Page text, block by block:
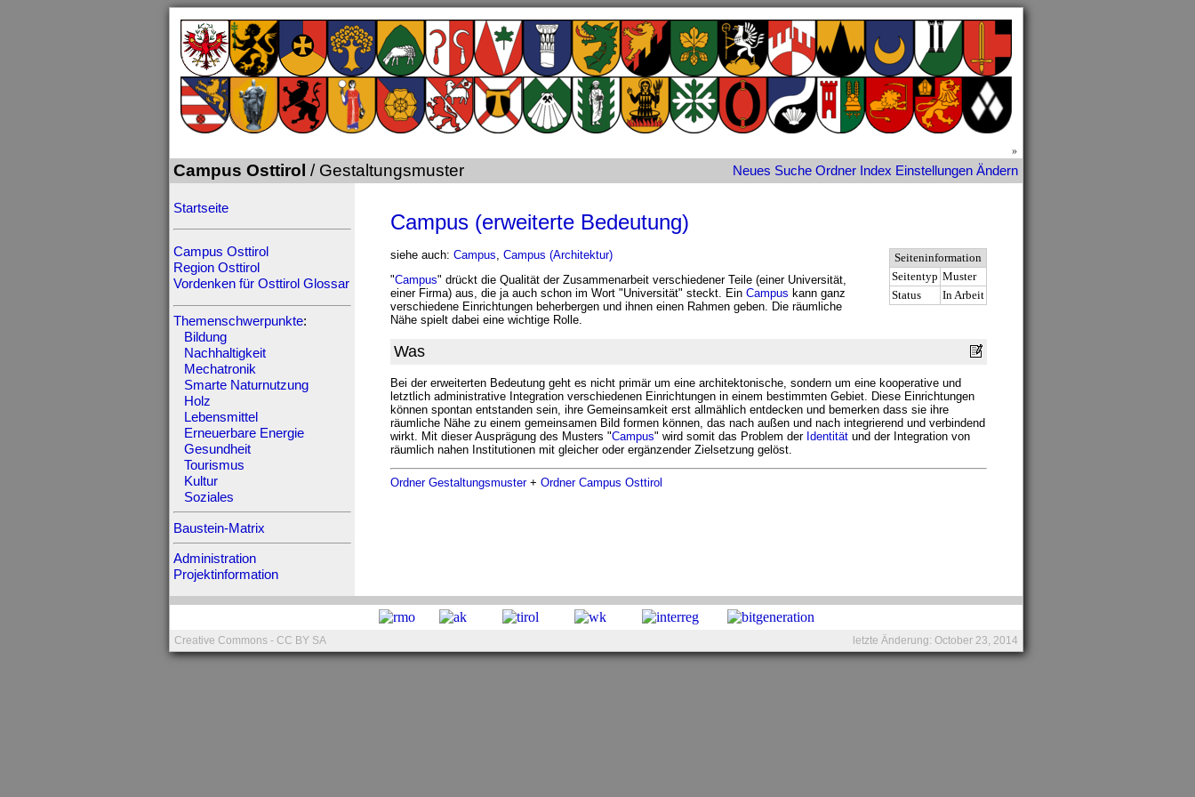
»
Campus Osttirol / Gestaltungsmuster Neues Suche Ordner Index Einstellungen Ändern
Startseite
Campus Osttirol
Region Osttirol
Vordenken für Osttirol Glossar
Themenschwerpunkte:
Bildung
Nachhaltigkeit
Mechatronik
Smarte Naturnutzung
Holz
Lebensmittel
Erneuerbare Energie
Gesundheit
Tourismus
Kultur
Soziales
Baustein-Matrix
Administration
Projektinformation
Campus (erweiterte Bedeutung)
Seiteninformation
Seitentyp Muster
Status
In Arbeit
siehe auch: Campus, Campus (Architektur)
"Campus" drückt die Qualität der Zusammenarbeit verschiedener Teile (einer Universität,
einer Firma) aus, die ja auch schon im Wort "Universität" steckt. Ein Campus kann ganz
verschiedene Einrichtungen beherbergen und ihnen einen Rahmen geben. Die räumliche
Nähe spielt dabei eine wichtige Rolle.
Was
Bei der erweiterten Bedeutung geht es nicht primär um eine architektonische, sondern um eine kooperative und
letztlich administrative Integration verschiedenen Einrichtungen in einem bestimmten Gebiet. Diese Einrichtungen
können spontan entstanden sein, ihre Gemeinsamkeit erst allmählich entdecken und bemerken dass sie ihre
räumliche Nähe zu einem gemeinsamen Bild formen können, das nach außen und nach integrierend und verbindend
wirkt. Mit dieser Ausprägung des Musters "Campus" wird somit das Problem der Identität und der Integration von
räumlich nahen Institutionen mit gleicher oder ergänzender Zielsetzung gelöst.
Ordner Gestaltungsmuster+ Ordner Campus Osttirol
Creative Commons - CC BY SA letzte Änderung: October 23, 2014